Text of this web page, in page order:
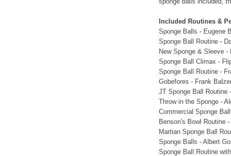
Included Routines &
Sponge Balls - Eugene
Sponge Ball Routine -
New Sponge & Sleeve -
Sponge Ball Climax -
Sponge Ball Routine -
Gobefores - Frank
JT Sponge Ball Routine
Throw in the Sponge -
Commercial Sponge
Benson's Bowl Routine
Martian Sponge Ball
Sponge Balls - Albert
Sponge Ball Routine